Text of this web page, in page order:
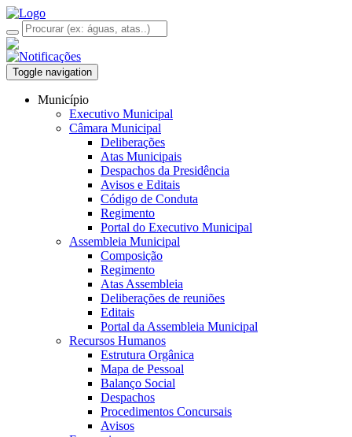
Toggle navigation
Município
Executivo Municipal
Câmara Municipal
Deliberações
Atas Municipais
Despachos da Presidência
Avisos e Editais
Código de Conduta
Regimento
Portal do Executivo Municipal
Assembleia Municipal
Composição
Regimento
Atas Assembleia
Deliberações de reuniões
Editais
Portal da Assembleia Municipal
Recursos Humanos
Estrutura Orgânica
Mapa de Pessoal
Balanço Social
Despachos
Procedimentos Concursais
Avisos